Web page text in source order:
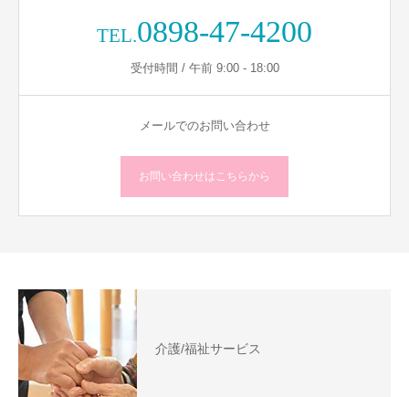
TEL.0898-47-4200
受付時間 / 午前 9:00 - 18:00
メールでのお問い合わせ
お問い合わせはこちらから
介護/福祉サービス